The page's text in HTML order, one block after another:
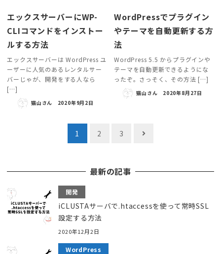
エックスサーバーにWP-
CLIコマンドをインストー
ルする方法
エックスサーバーは WordPress ユ
ーザーに人気のあるレンタルサー
バーじゃが、開発をする人なら
[…]
猫山さん 2020年9月2日
WordPressでプラグイン
やテーマを自動更新する方
法
WordPress 5.5 からプラグインや
テーマを自動更新できるようにな
ったぞ。さっそく、その方法 […]
猫山さん 2020年8月27日
ペ
ー
ジ
1 2 3
最新の記事
開発
iCLUSTAサーバで.htaccessを使って常時SSL
設定する方法
2020年12月2日
WordPress